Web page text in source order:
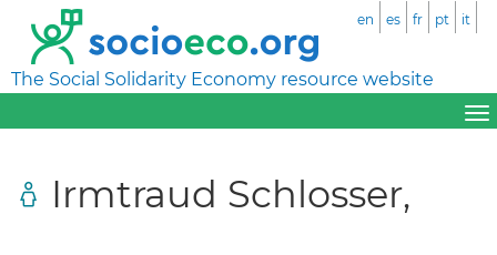
The Social Solidarity Economy resource website
en es fr pt it
Irmtraud Schlosser,